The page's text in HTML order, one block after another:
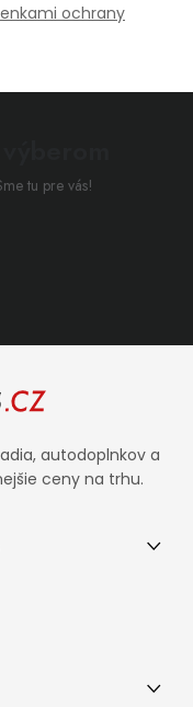
ochrany
tu pre vás!
autodoplnkov a
ceny na trhu.